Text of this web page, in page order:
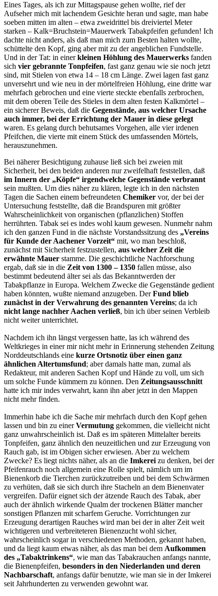
Eines Tages, als ich zur Mittagspause gehen wollte, rief der
Aufseher mich mit lachendem Gesichte heran und sagte, man habe
soeben mitten im alten – etwa zweidrittel bis dreiviertel Meter
starken – Kalk=Bruchstein=Mauerwerk Tabakpfeifen gefunden! Ich
dachte nicht anders, als daß man mich zum Besten halten wollte,
schüttelte den Kopf, ging aber mit zu der angeblichen Fundstelle.
Und in der Tat: in einerkleinen Höhlung des Mauerwerks fanden
sich vier gebrannte Tonpfeifen, fast ganz genau wie sie noch jetzt
sind, mit Stielen von etwa 14 – 18 cm Länge. Zwei lagen fast ganz
unversehrt und wie neu in der mörtelfreien Höhlung, eine dritte war
mehrfach gebrochen und eine vierte steckte ebenfalls zerbrochen,
mit dem oberen Teile des Stieles in dem alten festen Kalkmörtel –
ein sicherer Beweis, daß die Gegenstände, aus welcher Ursache
auch immer, bei der Errichtung der Mauer in diese gelegt
waren. Es gelang durch behutsames Vorgehen, alle vier irdenen
Pfeifchen, die vierte mit einem Stück des umfassenden Mörtels,
herauszunehmen.
Bei näherer Besichtigung zuhause ließ sich bei zweien mit
Sicherheit, bei den beiden anderen nur zweifelhaft feststellen, daß
im Innern der „Köpfe“ irgendwelche Gegenstände verbrannt
sein mußten. Um dies näher zu klären, legte ich in den nächsten
Tagen die Sachen einem befreundeten Chemiker vor, der bei der
Untersuchung feststellte, daß die Brandspuren mit größter
Wahrscheinlichkeit von organischen (pflanzlichen) Stoffen
herrührten. Tabak sei es indes wohl kaum gewesen. Nunmehr nahm
ich den ganzen Fund in die nächste Vorstandssitzung des „Vereins
für Kunde der Aachener Vorzeit“ mit, wo man beschloß,
zunächst mit Sicherheit festzustellen, aus welcher Zeit die
erwähnte Mauer stamme. Die geschichtliche Nachforschung
ergab, daß sie in die Zeit von 1300 – 1350 fallen müsse, also
bestimmt bedeutend älter sei als das Bekanntwerden der
Tabakpflanze in Europa. Welchem Zwecke die Gegenstände gedient
haben könnten, wußte niemand anzugeben. DerFund blieb
zunächst in der Verwahrung des genannten Vereins; da ich
nicht lange nachher Aachen verließ, bin ich über seinen Verbleib
nicht weiter unterrichtet.
Nachdem ich ihn längst vergessen hatte, las ich während des
Weltkrieges in einer mir nicht mehr in Erinnerung stehenden Zeitung
Norddeutschlands eine kurze Ortsnotiz über einen ganz
ähnlichen Altertumsfund; aber damals hatte man, zumal als
Redakteur, mit anderen Sachen Kopf und Hände zu voll, um sich
um solche Funde kümmern zu können. Den Zeitungsausschnitt
hatte ich mir indes verwahrt, kann ihn aber jetzt in den Mappen
nicht mehr finden.
Immerhin habe ich die Sache mir mehrfach durch den Kopf gehen
lassen und bin zu einerVermutung gekommen, die vielleicht nicht
ganz unwahrscheinlich ist. Daß es im späteren Mittelalter bereits
Tonpfeifen, ganz ähnlich den neuzeitlichen und zur Erzeugung von
Rauch gab, ist im Obigen sicher erwiesen. Aber zu welchem
Zwecke? Es liegt nichts näher, als an die Imkerei zu denken, bei der
Pfeifenrauch noch allgemein eine Rolle spielt, nämlich um im
Bienenkorb die Tierchen zurückzutreiben und bei dem Schwärmen
zu verhüten, daß sie sich durch ihre Stacheln an dem Bienenvater
vergreifen. Dafür eignet sich der ätzende Rauch des Tabak, aber
auch der ähnlich wirkende Qualm der trockenen Blätter mancher
sonstigen Pflanzen mit scharfem Geruche. Vorrichtungen zur
Erzeugung derartigen Rauches wird man bei der in alter Zeit weit
wichtigeren und verbreiteteren Bienenzucht wohl sicher,
wahrscheinlich sogar in verschiedenen Methoden, gekannt haben,
und da liegt kaum etwas näher, als das man bei dem Aufkommen
des „Tabaktrinkens“, wie man das Tabakrauchen anfangs nannte,
die Bienenpfeifen, besonders in den Niederlanden und deren
Nachbarschaft, anfangs dafür benutzte, wie man sie in der Imkerei
seit Jahrhunderten zu verwenden gewohnt war.